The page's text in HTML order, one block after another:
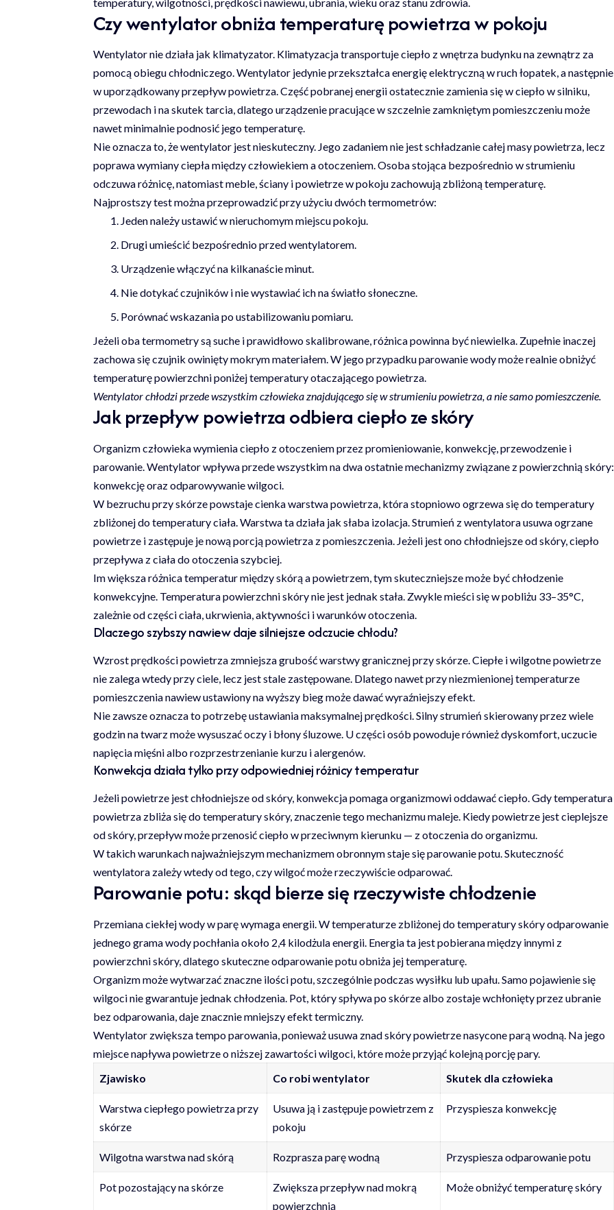
Czy wentylator obniża temperaturę powietrza w pokoju
Wentylator nie działa jak klimatyzator. Klimatyzacja transportuje ciepło z wnętrza budynku na zewnątrz za
pomocą obiegu chłodniczego. Wentylator jedynie przekształca energię elektryczną w ruch łopatek, a następnie
w uporządkowany przepływ powietrza. Część pobranej energii ostatecznie zamienia się w ciepło w silniku,
przewodach i na skutek tarcia, dlatego urządzenie pracujące w szczelnie zamkniętym pomieszczeniu może
nawet minimalnie podnosić jego temperaturę.
Nie oznacza to, że wentylator jest nieskuteczny. Jego zadaniem nie jest schładzanie całej masy powietrza, lecz
poprawa wymiany ciepła między człowiekiem a otoczeniem. Osoba stojąca bezpośrednio w strumieniu
odczuwa różnicę, natomiast meble, ściany i powietrze w pokoju zachowują zbliżoną temperaturę.
Najprostszy test można przeprowadzić przy użyciu dwóch termometrów:
Jeden należy ustawić w nieruchomym miejscu pokoju.
Drugi umieścić bezpośrednio przed wentylatorem.
Urządzenie włączyć na kilkanaście minut.
Nie dotykać czujników i nie wystawiać ich na światło słoneczne.
Porównać wskazania po ustabilizowaniu pomiaru.
Jeżeli oba termometry są suche i prawidłowo skalibrowane, różnica powinna być niewielka. Zupełnie inaczej
zachowa się czujnik owinięty mokrym materiałem. W jego przypadku parowanie wody może realnie obniżyć
temperaturę powierzchni poniżej temperatury otaczającego powietrza.
Wentylator chłodzi przede wszystkim człowieka znajdującego się w strumieniu powietrza, a nie samo pomieszczenie.
Jak przepływ powietrza odbiera ciepło ze skóry
Organizm człowieka wymienia ciepło z otoczeniem przez promieniowanie, konwekcję, przewodzenie i
parowanie. Wentylator wpływa przede wszystkim na dwa ostatnie mechanizmy związane z powierzchnią skóry:
konwekcję oraz odparowywanie wilgoci.
W bezruchu przy skórze powstaje cienka warstwa powietrza, która stopniowo ogrzewa się do temperatury
zbliżonej do temperatury ciała. Warstwa ta działa jak słaba izolacja. Strumień z wentylatora usuwa ogrzane
powietrze i zastępuje je nową porcją powietrza z pomieszczenia. Jeżeli jest ono chłodniejsze od skóry, ciepło
przepływa z ciała do otoczenia szybciej.
Im większa różnica temperatur między skórą a powietrzem, tym skuteczniejsze może być chłodzenie
konwekcyjne. Temperatura powierzchni skóry nie jest jednak stała. Zwykle mieści się w pobliżu 33–35°C,
zależnie od części ciała, ukrwienia, aktywności i warunków otoczenia.
Dlaczego szybszy nawiew daje silniejsze odczucie chłodu?
Wzrost prędkości powietrza zmniejsza grubość warstwy granicznej przy skórze. Ciepłe i wilgotne powietrze
nie zalega wtedy przy ciele, lecz jest stale zastępowane. Dlatego nawet przy niezmienionej temperaturze
pomieszczenia nawiew ustawiony na wyższy bieg może dawać wyraźniejszy efekt.
Nie zawsze oznacza to potrzebę ustawiania maksymalnej prędkości. Silny strumień skierowany przez wiele
godzin na twarz może wysuszać oczy i błony śluzowe. U części osób powoduje również dyskomfort, uczucie
napięcia mięśni albo rozprzestrzenianie kurzu i alergenów.
Konwekcja działa tylko przy odpowiedniej różnicy temperatur
Jeżeli powietrze jest chłodniejsze od skóry, konwekcja pomaga organizmowi oddawać ciepło. Gdy temperatura
powietrza zbliża się do temperatury skóry, znaczenie tego mechanizmu maleje. Kiedy powietrze jest cieplejsze
od skóry, przepływ może przenosić ciepło w przeciwnym kierunku — z otoczenia do organizmu.
W takich warunkach najważniejszym mechanizmem obronnym staje się parowanie potu. Skuteczność
wentylatora zależy wtedy od tego, czy wilgoć może rzeczywiście odparować.
Parowanie potu: skąd bierze się rzeczywiste chłodzenie
Przemiana ciekłej wody w parę wymaga energii. W temperaturze zbliżonej do temperatury skóry odparowanie
jednego grama wody pochłania około 2,4 kilodżula energii. Energia ta jest pobierana między innymi z
powierzchni skóry, dlatego skuteczne odparowanie potu obniża jej temperaturę.
Organizm może wytwarzać znaczne ilości potu, szczególnie podczas wysiłku lub upału. Samo pojawienie się
wilgoci nie gwarantuje jednak chłodzenia. Pot, który spływa po skórze albo zostaje wchłonięty przez ubranie
bez odparowania, daje znacznie mniejszy efekt termiczny.
Wentylator zwiększa tempo parowania, ponieważ usuwa znad skóry powietrze nasycone parą wodną. Na jego
miejsce napływa powietrze o niższej zawartości wilgoci, które może przyjąć kolejną porcję pary.
Zjawisko
Co robi wentylator Skutek dla człowieka
Warstwa ciepłego powietrza przy
skórze
Usuwa ją i zastępuje powietrzem z
pokoju
Przyspiesza konwekcję
Wilgotna warstwa nad skórą Rozprasza parę wodną Przyspiesza odparowanie potu
Pot pozostający na skórze
Zwiększa przepływ nad mokrą
powierzchnią
Może obniżyć temperaturę skóry